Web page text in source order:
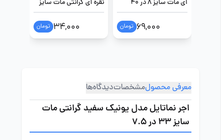
ای مات سایز 8 در 40
69,000 تومان
نقره ای گرانتی مات سایز
33 در 7.5
34,000 تومان
معرفی محصولمشخصاتدیدگاه‌ها
اجر نماتایل مدل یونیک سفید گرانتی مات
سایز 33 در 7.5